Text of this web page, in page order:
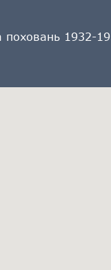
поховань 1932-